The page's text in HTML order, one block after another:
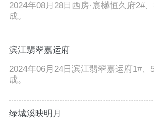
2024年08月28日西房·宸樾恒久府2#
成。
滨江翡翠嘉运府
2024年06月24日滨江翡翠嘉运府1#、
成。
绿城溪映明月